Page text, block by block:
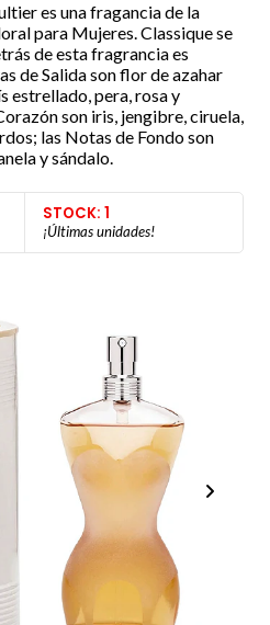
es una fragancia de la
para Mujeres. Classique se
de esta fragrancia es
de Salida son flor de azahar
estrellado, pera, rosa y
son iris, jengibre, ciruela,
las Notas de Fondo son
y sándalo.
STOCK: 1
¡Últimas unidades!